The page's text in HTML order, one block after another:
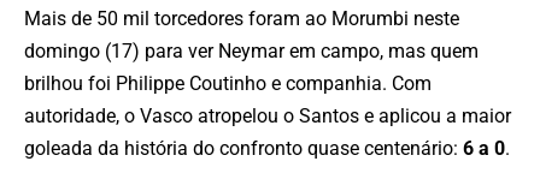
Mais de 50 mil torcedores foram ao Morumbi neste
domingo (17) para ver Neymar em campo, mas quem
brilhou foi Philippe Coutinho e companhia. Com
autoridade, o Vasco atropelou o Santos e aplicou a maior
goleada da história do confronto quase centenário: 6 a 0.